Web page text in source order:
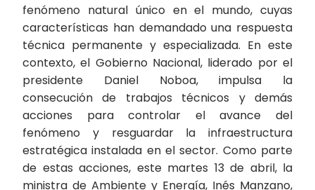
fenómeno natural único en el mundo, cuyas
características han demandado una respuesta
técnica permanente y especializada. En este
contexto, el Gobierno Nacional, liderado por el
presidente Daniel Noboa, impulsa la
consecución de trabajos técnicos y demás
acciones para controlar el avance del
fenómeno y resguardar la infraestructura
estratégica instalada en el sector. Como parte
de estas acciones, este martes 13 de abril, la
ministra de Ambiente y Energía, Inés Manzano,